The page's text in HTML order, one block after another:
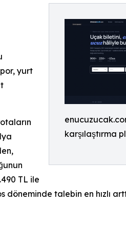
karşılaştırma
yurt
TL ile
talebin en hızlı